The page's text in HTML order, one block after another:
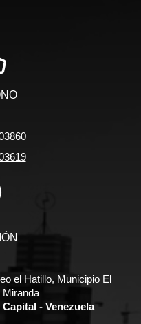
el Hatillo, Municipio El
Miranda
- Venezuela